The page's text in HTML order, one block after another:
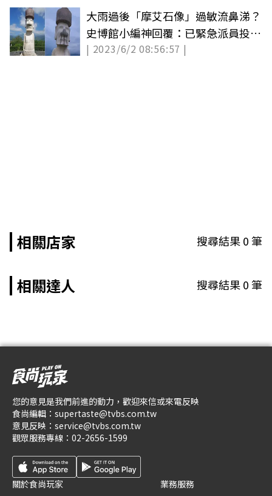
大雨過後「摩艾石像」過敏流鼻涕？
史博館小編神回覆：已緊急派員投藥
康復中
| 2023/6/2 08:56:57 |
相關店家 搜尋結果0筆
相關達人 搜尋結果0筆
您的意見是我們前進的動力，歡迎來信或來電反映
食尚編輯： supertaste@tvbs.com.tw
意見反映： service@tvbs.com.tw
觀眾服務專線： 02-2656-1599
關於食尚玩家 業務服務